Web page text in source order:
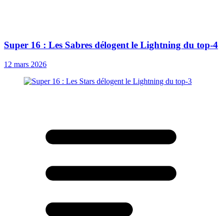
Super 16 : Les Sabres délogent le Lightning du top-4
12 mars 2026